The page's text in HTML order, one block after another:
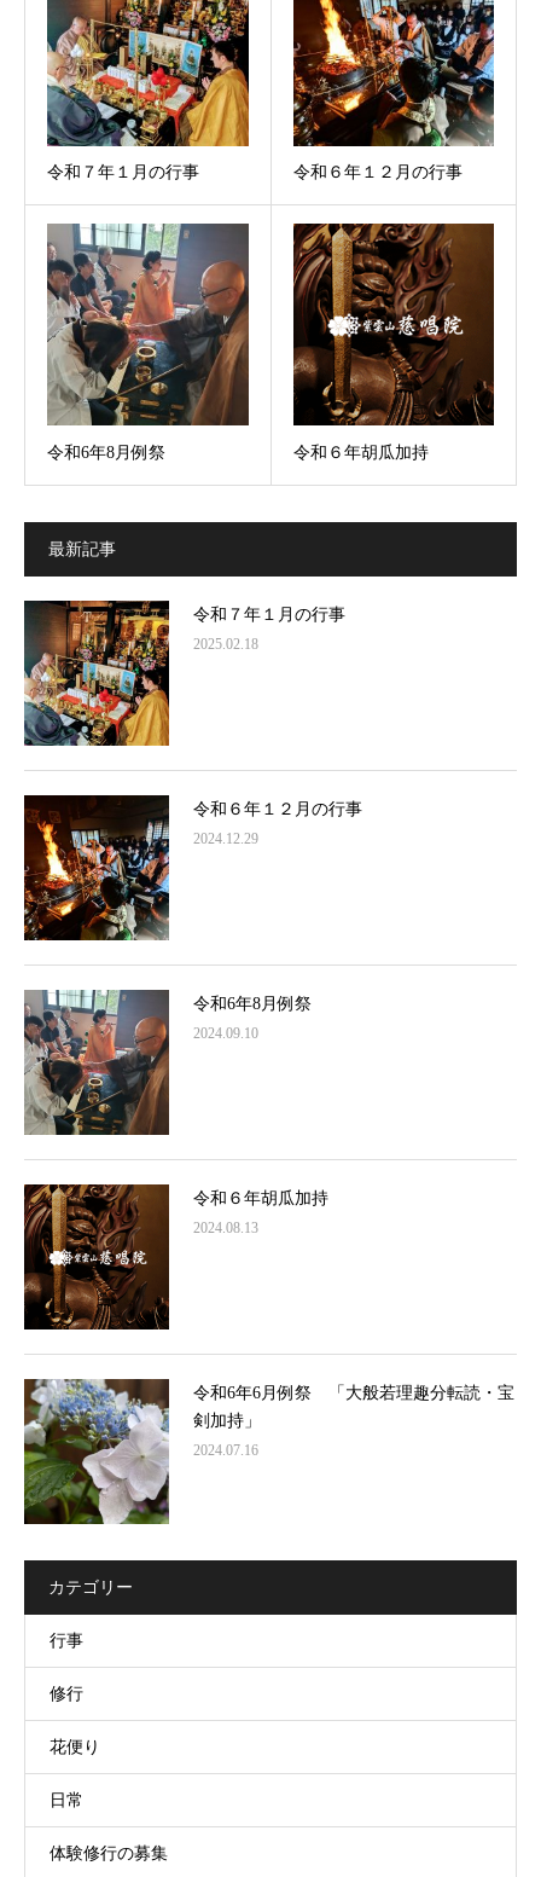
令和７年１月の行事 令和６年１２月の行事
令和6年8月例祭 令和６年胡瓜加持
最新記事
令和７年１月の行事
2025.02.18
令和６年１２月の行事
2024.12.29
令和6年8月例祭
2024.09.10
令和６年胡瓜加持
2024.08.13
令和6年6月例祭 「大般若理趣分転読・宝
剣加持」
2024.07.16
カテゴリー
行事
修行
花便り
日常
体験修行の募集